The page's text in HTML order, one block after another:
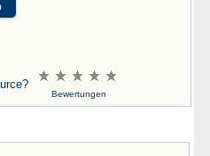
Bewertungen